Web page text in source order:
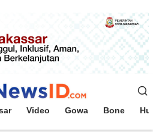
Video Gowa Bone